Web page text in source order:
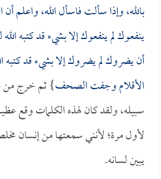
بالله، وإذا سألت فاسأل الله، واعلم
ينفعوك لم ينفعوك إلا بشيء قد كتبه
أن يضروك لم يضروك إلا بشيء قد
الأقلام وجفت الصحف} ثم خرج من
سبيله، ولقد كان لهذه الكلمات وقع
لأول مرة؛ لأنني سمعتها من إنسان
يبين لسانه.